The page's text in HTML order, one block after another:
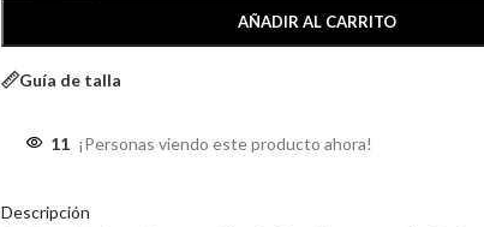
AÑADIR AL CARRITO
Guía de talla
11 ¡Personas viendo este producto ahora!
Descripción